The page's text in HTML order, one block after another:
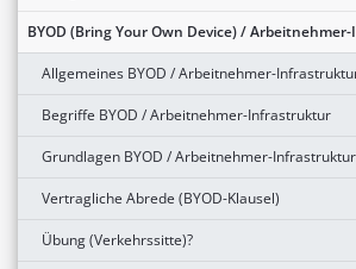
BYOD (Bring Your Own Device) /
Allgemeines BYOD / Arbeitnehmer-
Begriffe BYOD / Arbeitnehmer-Infrastruktur
Grundlagen BYOD / Arbeitnehmer-Infrastruktur
Vertragliche Abrede (BYOD-Klausel)
Übung (Verkehrssitte)?